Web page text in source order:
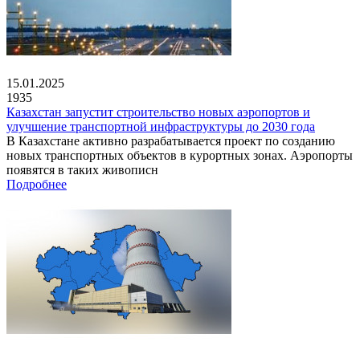
15.01.2025
1935
Казахстан запустит строительство новых аэропортов и
улучшение транспортной инфраструктуры до 2030 года
В Казахстане активно разрабатывается проект по созданию
новых транспортных объектов в курортных зонах. Аэропорты
появятся в таких живописн
Подробнее